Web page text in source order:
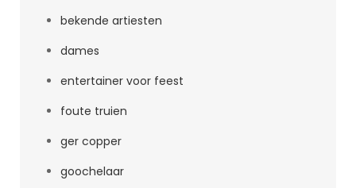
bekende artiesten
dames
entertainer voor feest
foute truien
ger copper
goochelaar